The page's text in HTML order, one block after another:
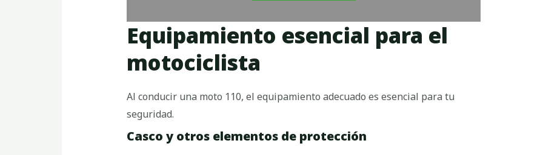
Equipamiento esencial para el
motociclista
Al conducir una moto 110, el equipamiento adecuado es esencial para tu
seguridad.
Casco y otros elementos de protección